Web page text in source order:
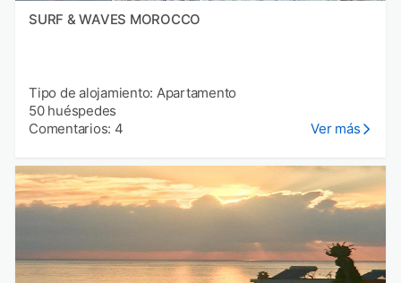
SURF & WAVES MOROCCO
Tipo de alojamiento: Apartamento
50 huéspedes
Comentarios: 4
Ver más